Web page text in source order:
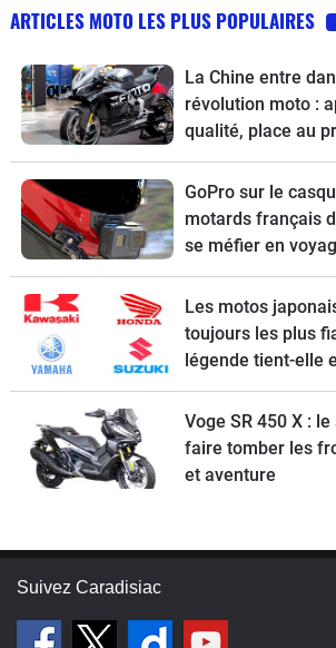
ARTICLES MOTO LES PLUS POPULAIRES
La Chine entre
révolution moto :
qualité, place au
GoPro sur le
motards français
se méfier en
Les motos
toujours les plus
légende tient-elle
2026 ?
Voge SR 450 X :
faire tomber les
et aventure
Suivez Caradisiac